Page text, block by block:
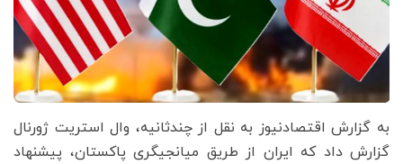
به گزارش اقتصادنیوز به نقل از چندثانیه، وال استریت ژورنال
گزارش داد که ایران از طریق میانجیگری پاکستان، پیشنهاد